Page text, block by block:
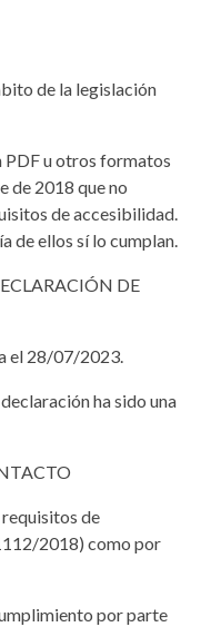
de la legislación
u otros formatos
de 2018 que no
de accesibilidad.
de ellos sí lo cumplan.
DE
el 28/07/2023.
ha sido una
de
2018) como por
por parte